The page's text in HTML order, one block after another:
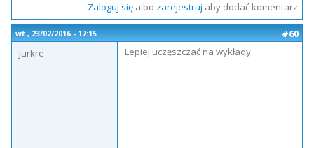
Zaloguj sięalbo zarejestruj aby dodać komentarz
wt., 23/02/2016 - 17:15
#60
jurkre
Lepiej uczęszczać na wykłady.